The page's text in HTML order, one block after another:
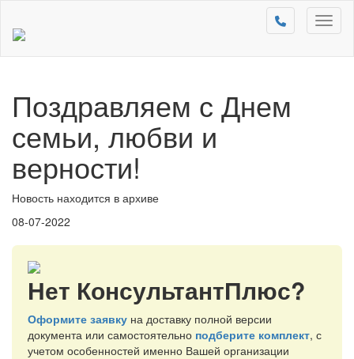
Поздравляем с Днем
семьи, любви и
верности!
Новость находится в архиве
08-07-2022
Нет КонсультантПлюс?
Оформите заявку на доставку полной версии
документа или самостоятельно подберите комплект, с
учетом особенностей именно Вашей организации